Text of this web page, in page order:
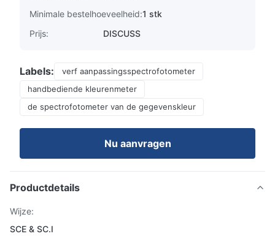
Minimale bestelhoeveelheid:1 stk
Prijs:
DISCUSS
Labels:
verf aanpassingsspectrofotometer
handbediende kleurenmeter
de spectrofotometer van de gegevenskleur
Nu aanvragen
Productdetails
Wijze:
SCE & SC.I